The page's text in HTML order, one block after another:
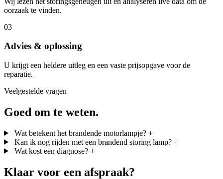
oorzaak te vinden.
03
Advies & oplossing
U krijgt een heldere uitleg en een vaste prijsopgave voor de
reparatie.
Veelgestelde vragen
Goed om te weten.
Wat betekent het brandende motorlampje? +
Kan ik nog rijden met een brandend storing lamp? +
Wat kost een diagnose? +
Klaar voor een afspraak?